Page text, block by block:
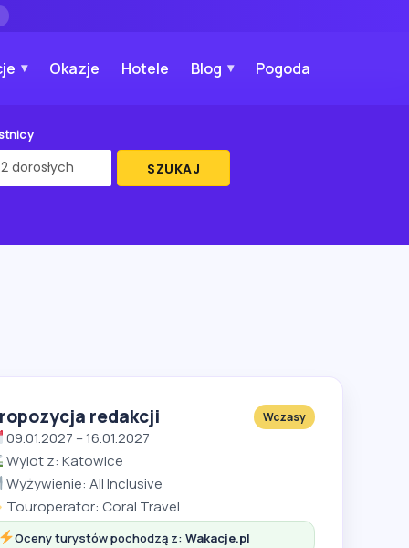
Okazje Hotele Blog Pogoda
SZUKAJ
redakcji Wczasy
09.01.2027 – 16.01.2027
Wylot z: Katowice
Wyżywienie: All Inclusive
Touroperator: Coral Travel
Oceny turystów pochodzą z:Wakacje.pl